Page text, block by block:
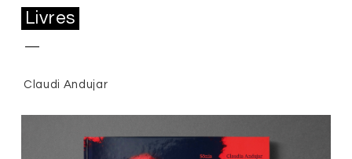
Livres
Claudi Andujar